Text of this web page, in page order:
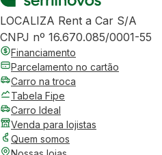
LOCALIZA Rent a Car S/A
CNPJ nº 16.670.085/0001-55
Financiamento
Parcelamento no cartão
Carro na troca
Tabela Fipe
Carro Ideal
Venda para lojistas
Quem somos